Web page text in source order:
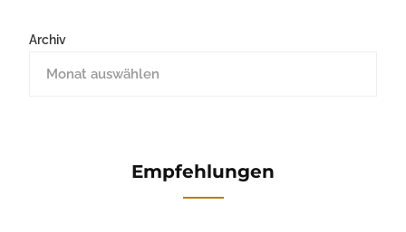
Archiv
Empfehlungen